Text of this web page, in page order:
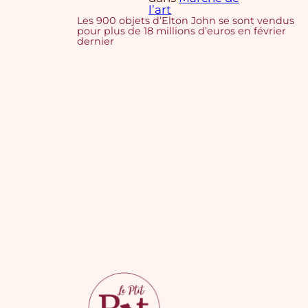
l’art
Les 900 objets d’Elton John se sont vendus
pour plus de 18 millions d’euros en février
dernier